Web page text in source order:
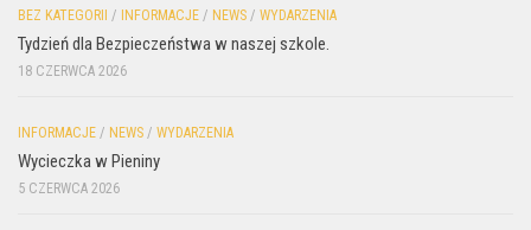
BEZ KATEGORII / INFORMACJE / NEWS / WYDARZENIA
Tydzień dla Bezpieczeństwa w naszej szkole.
18 CZERWCA 2026
INFORMACJE / NEWS / WYDARZENIA
Wycieczka w Pieniny
5 CZERWCA 2026